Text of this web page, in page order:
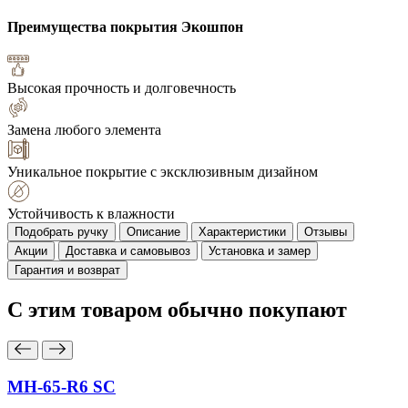
Преимущества покрытия Экошпон
Высокая прочность и долговечность
Замена любого элемента
Уникальное покрытие с эксклюзивным дизайном
Устойчивость к влажности
Подобрать ручку Описание Характеристики
Отзывы
Акции
Доставка и самовывоз
Установка и замер
Гарантия и возврат
С этим товаром обычно покупают
MH-65-R6 SC